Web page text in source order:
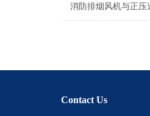
Contact Us